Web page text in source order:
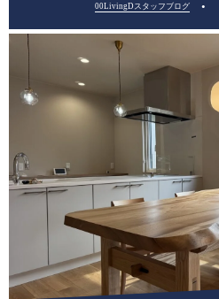
00LivingDスタッフブログ